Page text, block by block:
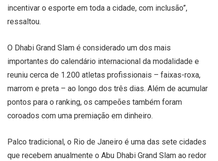
incentivar o esporte em toda a cidade, com inclusão”,
ressaltou.
O Dhabi Grand Slam é considerado um dos mais
importantes do calendário internacional da modalidade e
reuniu cerca de 1.200 atletas profissionais – faixas-roxa,
marrom e preta – ao longo dos três dias. Além de acumular
pontos para o ranking, os campeões também foram
coroados com uma premiação em dinheiro.
Palco tradicional, o Rio de Janeiro é uma das sete cidades
que recebem anualmente o Abu Dhabi Grand Slam ao redor